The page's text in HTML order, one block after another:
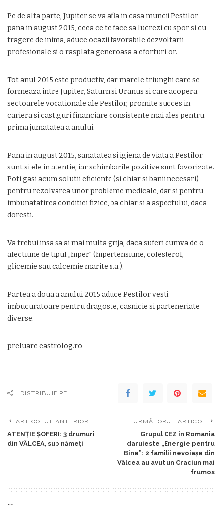
Pe de alta parte, Jupiter se va afla in casa muncii Pestilor
pana in august 2015, ceea ce te face sa lucrezi cu spor si cu
tragere de inima, aduce ocazii favorabile dezvoltarii
profesionale si o rasplata generoasa a eforturilor.
Tot anul 2015 este productiv, dar marele triunghi care se
formeaza intre Jupiter, Saturn si Uranus si care acopera
sectoarele vocationale ale Pestilor, promite succes in
cariera si castiguri financiare consistente mai ales pentru
prima jumatatea a anului.
Pana in august 2015, sanatatea si igiena de viata a Pestilor
sunt si ele in atentie, iar schimbarile pozitive sunt favorizate.
Poti gasi acum solutii eficiente (si chiar si banii necesari)
pentru rezolvarea unor probleme medicale, dar si pentru
imbunatatirea conditiei fizice, ba chiar si a aspectului, daca
doresti.
Va trebui insa sa ai mai multa grija, daca suferi cumva de o
afectiune de tipul „hiper” (hipertensiune, colesterol,
glicemie sau calcemie marite s.a.).
Partea a doua a anului 2015 aduce Pestilor vesti
imbucuratoare pentru dragoste, casnicie si parteneriate
diverse.
preluare eastrolog.ro
DISTRIBUIE PE
ARTICOLUL ANTERIOR
ATENȚIE ȘOFERI: 3 drumuri
din VÂLCEA, sub nămeți
URMĂTORUL ARTICOL
Grupul CEZ in Romania
daruieste „Energie pentru
Bine”: 2 familii nevoiaşe din
Vâlcea au avut un Craciun mai
frumos